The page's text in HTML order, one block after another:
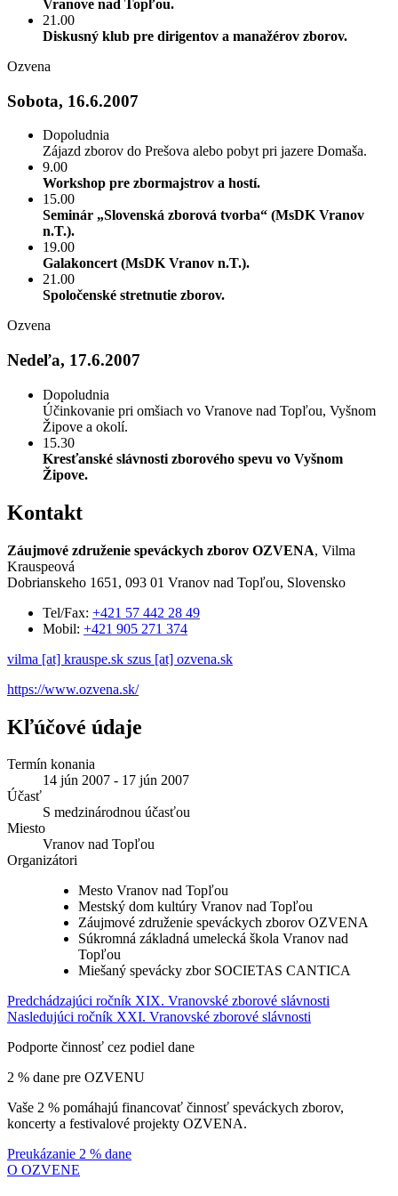
Vranove nad Topľou.
21.00
Diskusný klub pre dirigentov a manažérov zborov.
Ozvena
Sobota, 16.6.2007
Dopoludnia
Zájazd zborov do Prešova alebo pobyt pri jazere Domaša.
9.00
Workshop pre zbormajstrov a hostí.
15.00
Seminár „Slovenská zborová tvorba“ (MsDK Vranov
n.T.).
19.00
Galakoncert (MsDK Vranov n.T.).
21.00
Spoločenské stretnutie zborov.
Ozvena
Nedeľa, 17.6.2007
Dopoludnia
Účinkovanie pri omšiach vo Vranove nad Topľou, Vyšnom
Žipove a okolí.
15.30
Kresťanské slávnosti zborového spevu vo Vyšnom
Žipove.
Kontakt
Záujmové združenie speváckych zborov OZVENA, Vilma
Krauspeová
Dobrianskeho 1651, 093 01 Vranov nad Topľou, Slovensko
Tel/Fax: +421 57 442 28 49
Mobil: +421 905 271 374
vilma [at] krauspe.sk szus [at] ozvena.sk
https://www.ozvena.sk/
Kľúčové údaje
Termín konania
14 jún 2007 - 17 jún 2007
Účasť
S medzinárodnou účasťou
Miesto
Vranov nad Topľou
Organizátori
Mesto Vranov nad Topľou
Mestský dom kultúry Vranov nad Topľou
Záujmové združenie speváckych zborov OZVENA
Súkromná základná umelecká škola Vranov nad
Topľou
Miešaný spevácky zbor SOCIETAS CANTICA
Predchádzajúci ročník XIX. Vranovské zborové slávnosti
Nasledujúci ročník XXI. Vranovské zborové slávnosti
Podporte činnosť cez podiel dane
2 % dane pre OZVENU
Vaše 2 % pomáhajú financovať činnosť speváckych zborov,
koncerty a festivalové projekty OZVENA.
Preukázanie 2 % dane
O OZVENE